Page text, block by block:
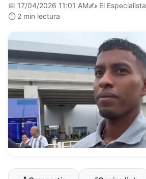
📅 17/04/2026 11:01 AM✍️ El Especialista
⏱️ 2 min lectura